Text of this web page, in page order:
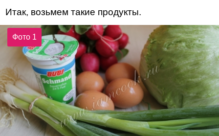
Итак, возьмем такие продукты.
Фото 1